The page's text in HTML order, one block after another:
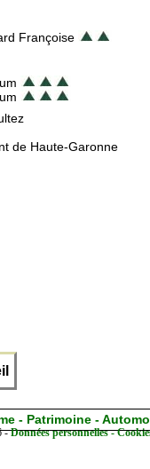
Françoise
de Haute-Garonne
- Patrimoine -
-Données personnelles -